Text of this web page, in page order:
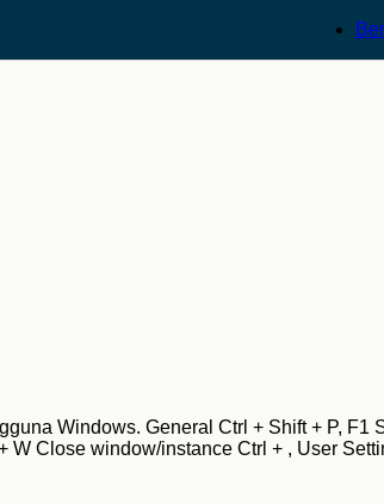
Windows. General Ctrl + Shift + P, F1
Close window/instance Ctrl + , User